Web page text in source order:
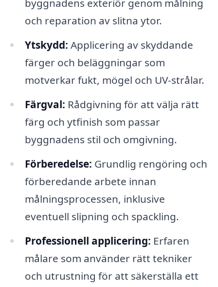
byggnadens exteriör genom målning
och reparation av slitna ytor.
Ytskydd: Applicering av skyddande
färger och beläggningar som
motverkar fukt, mögel och UV-strålar.
Färgval: Rådgivning för att välja rätt
färg och ytfinish som passar
byggnadens stil och omgivning.
Förberedelse: Grundlig rengöring och
förberedande arbete innan
målningsprocessen, inklusive
eventuell slipning och spackling.
Professionell applicering: Erfaren
målare som använder rätt tekniker
och utrustning för att säkerställa ett